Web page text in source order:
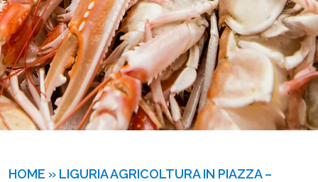
HOME » LIGURIA AGRICOLTURA IN PIAZZA –